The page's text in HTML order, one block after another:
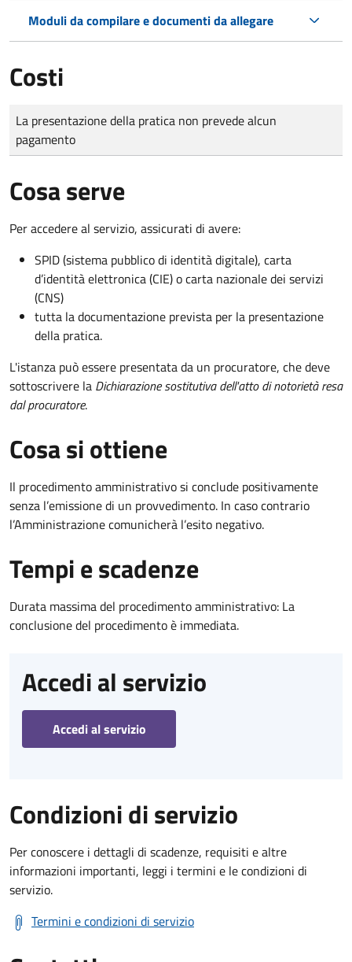
Moduli da compilare e documenti da allegare
Costi
Tipo di pagamento
Importo
La presentazione della pratica non prevede alcun
pagamento
Cosa serve
Per accedere al servizio, assicurati di avere:
SPID (sistema pubblico di identità digitale), carta
d’identità elettronica (CIE) o carta nazionale dei servizi
(CNS)
tutta la documentazione prevista per la presentazione
della pratica.
L'istanza può essere presentata da un procuratore, che deve
sottoscrivere la Dichiarazione sostitutiva dell'atto di notorietà resa
dal procuratore.
Cosa si ottiene
Il procedimento amministrativo si conclude positivamente
senza l’emissione di un provvedimento. In caso contrario
l’Amministrazione comunicherà l’esito negativo.
Tempi e scadenze
Durata massima del procedimento amministrativo: La
conclusione del procedimento è immediata.
Accedi al servizio
Accedi al servizio
Condizioni di servizio
Per conoscere i dettagli di scadenze, requisiti e altre
informazioni importanti, leggi i termini e le condizioni di
servizio.
Termini e condizioni di servizio